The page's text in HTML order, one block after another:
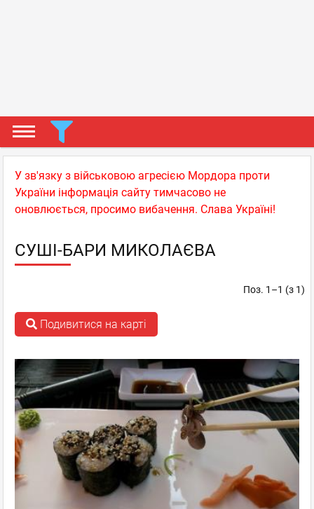
У зв'язку з військовою агресією Мордора проти
України інформація сайту тимчасово не
оновлюється, просимо вибачення. Слава Україні!
СУШІ-БАРИ МИКОЛАЄВА
Поз. 1–1 (з 1)
Подивитися на карті